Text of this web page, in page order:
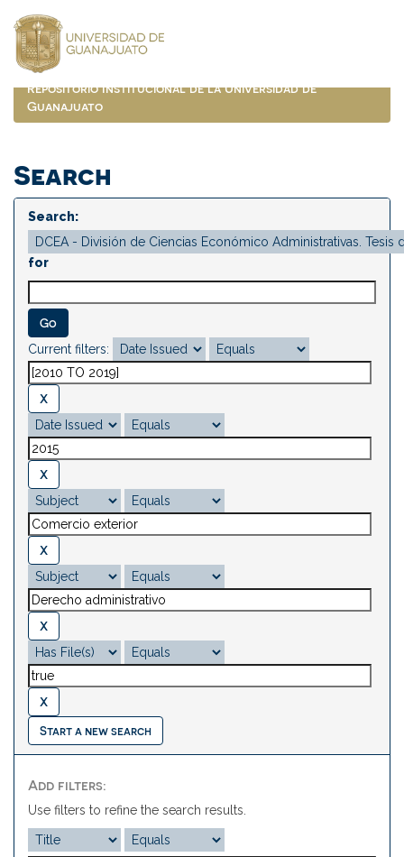
navigation
Repositorio Institucional de la Universidad de
Guanajuato
Search
Search:
for
Current filters:
Start a new search
Add filters:
Use filters to refine the search results.